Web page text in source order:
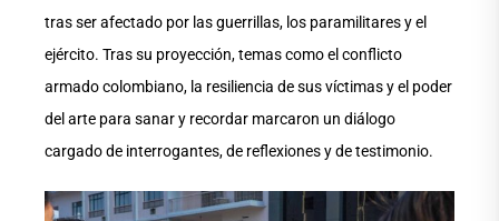
tras ser afectado por las guerrillas, los paramilitares y el
ejército. Tras su proyección, temas como el conflicto
armado colombiano, la resiliencia de sus víctimas y el poder
del arte para sanar y recordar marcaron un diálogo
cargado de interrogantes, de reflexiones y de testimonio.